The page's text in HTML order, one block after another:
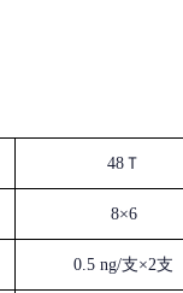
48Ｔ
8×6
0.5 ng/支×2支